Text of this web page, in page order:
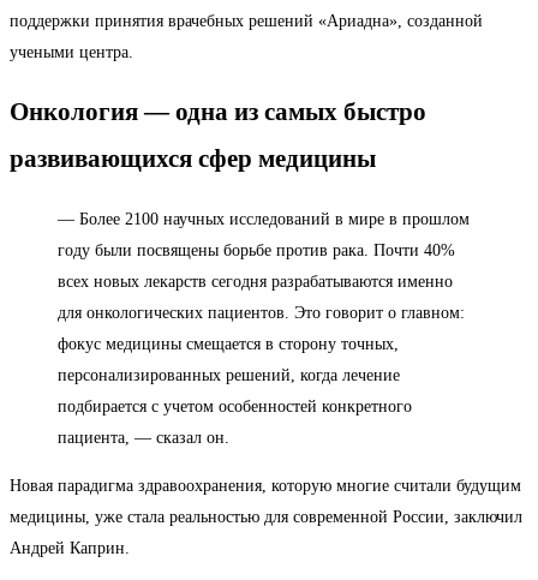
поддержки принятия врачебных решений «Ариадна», созданной
учеными центра.
Онкология — одна из самых быстро
развивающихся сфер медицины
— Более 2100 научных исследований в мире в прошлом
году были посвящены борьбе против рака. Почти 40%
всех новых лекарств сегодня разрабатываются именно
для онкологических пациентов. Это говорит о главном:
фокус медицины смещается в сторону точных,
персонализированных решений, когда лечение
подбирается с учетом особенностей конкретного
пациента, — сказал он.
Новая парадигма здравоохранения, которую многие считали будущим
медицины, уже стала реальностью для современной России, заключил
Андрей Каприн.